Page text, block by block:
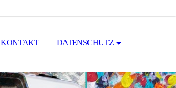
KONTAKT DATENSCHUTZ